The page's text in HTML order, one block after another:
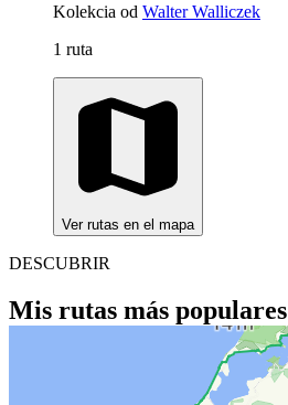
Kolekcia od Walter Walliczek
1 ruta
Ver rutas en el mapa
DESCUBRIR
Mis rutas más populares